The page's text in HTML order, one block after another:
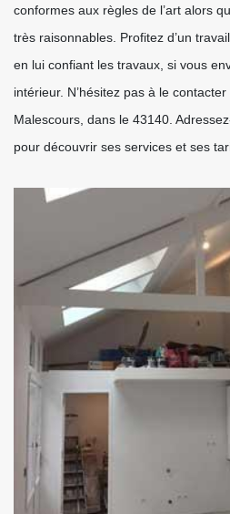
conformes aux règles de l’art alors
très raisonnables. Profitez d’un
en lui confiant les travaux, si vous
intérieur. N’hésitez pas à le
Malescours, dans le 43140.
pour découvrir ses services et ses